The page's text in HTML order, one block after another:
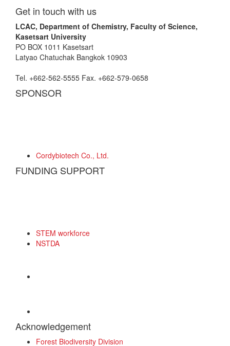
Get in touch with us
LCAC, Department of Chemistry, Faculty of Science,
Kasetsart University
PO BOX 1011 Kasetsart
Latyao Chatuchak Bangkok 10903
Tel. +662-562-5555 Fax. +662-579-0658
SPONSOR
Cordybiotech Co., Ltd.
FUNDING SUPPORT
STEM workforce
NSTDA
Acknowledgement
Forest Biodiversity Division